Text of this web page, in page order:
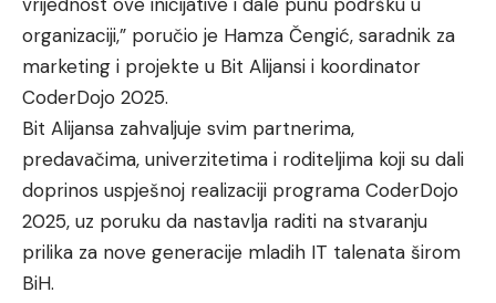
organizaciji,” poručio je Hamza Čengić, saradnik za
marketing i projekte u Bit Alijansi i koordinator
CoderDojo 2025.
Bit Alijansa zahvaljuje svim partnerima,
predavačima, univerzitetima i roditeljima koji su dali
doprinos uspješnoj realizaciji programa CoderDojo
2025, uz poruku da nastavlja raditi na stvaranju
prilika za nove generacije mladih IT talenata širom
BiH.